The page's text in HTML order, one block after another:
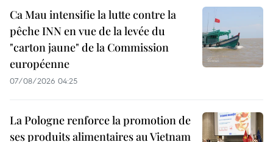
Ca Mau intensifie la lutte contre la
pêche INN en vue de la levée du
"carton jaune" de la Commission
européenne
07/08/2026 04:25
La Pologne renforce la promotion de
ses produits alimentaires au Vietnam